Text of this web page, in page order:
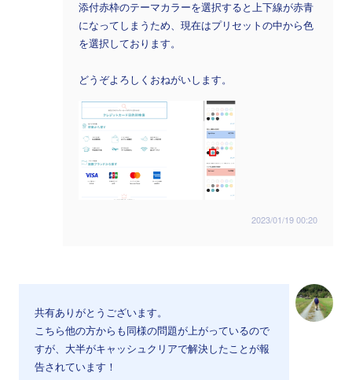
添付赤枠のテーマカラーを選択すると上下線が赤青
になってしまうため、現在はプリセットの中から色
を選択しております。
どうぞよろしくおねがいします。
2023/01/19 00:20
共有ありがとうございます。
こちら他の方からも同様の問題が上がっているので
すが、大半がキャッシュクリアで解決したことが報
告されています！